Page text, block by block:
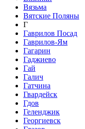
Вязьма
Вятские Поляны
Г
Гаврилов Посад
Гаврилов-Ям
Гагарин
Гаджиево
Гай
Галич
Гатчина
Гвардейск
Гдов
Геленджик
Георгиевск